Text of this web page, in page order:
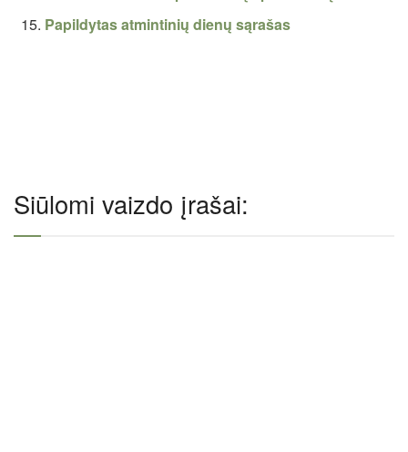
Papildytas atmintinių dienų sąrašas
Siūlomi vaizdo įrašai: